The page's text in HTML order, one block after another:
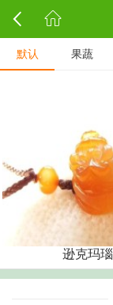
默认 果蔬
逊克玛瑙